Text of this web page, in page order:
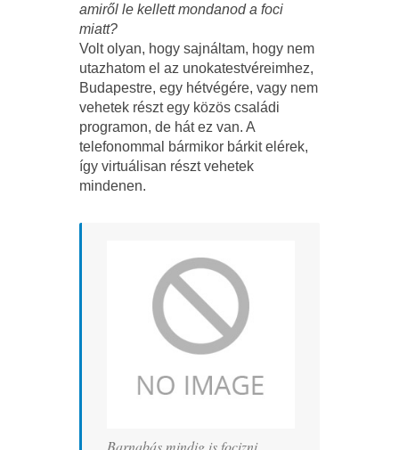
amiről le kellett mondanod a foci
miatt?
Volt olyan, hogy sajnáltam, hogy nem
utazhatom el az unokatestvéreimhez,
Budapestre, egy hétvégére, vagy nem
vehetek részt egy közös családi
programon, de hát ez van. A
telefonommal bármikor bárkit elérek,
így virtuálisan részt vehetek
mindenen.
Barnabás mindig is focizni